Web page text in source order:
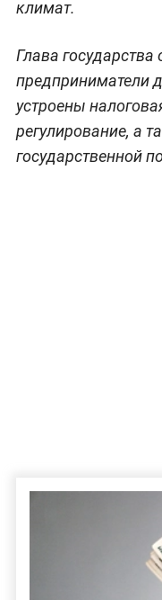
климат.
Глава государства
предприниматели
устроены
регулирование, а
государственной